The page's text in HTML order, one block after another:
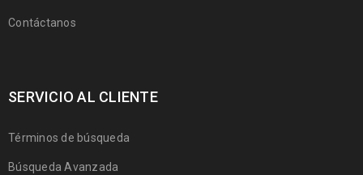
Contáctanos
SERVICIO AL CLIENTE
Términos de búsqueda
Búsqueda Avanzada